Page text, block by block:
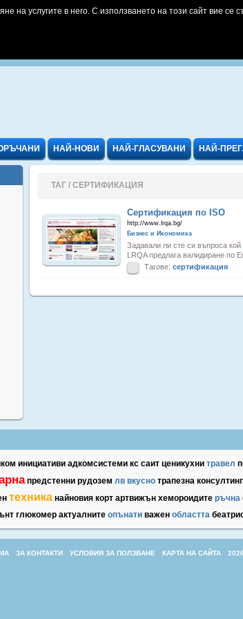
на услугите в него. С използването на този сайт вие се
НАЙ-НОВИ НАЙ-ГЛАСУВАНИ НАЙ-
ТАГ / СЕРТИФИКАЦИЯ
Сертификация по ISO
http://www.lrqa.bg/
Бизнес и Икономика
Задавали ли сте си въпроса
LRQA предлага валидиране по
Тагове: сертификация
инициативи адкомсистеми кс саит ценикухни травел
предстенни рудозем лв вкусно трапезна консултинг
техника найновия корт артвижън хемороидите ръчна
глюкомер актуалните опънати важен областта
ЗА КОНТАКТИ УСЛОВИЯ ЗА ПОЛЗВАНЕ КАРТА НА САЙТА